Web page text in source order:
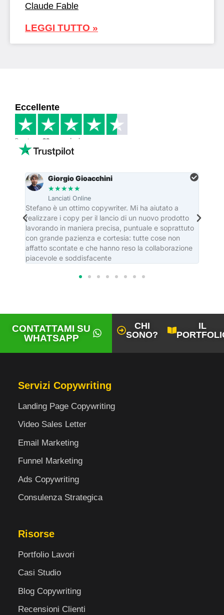
Claude Fable
LEGGI TUTTO »
Eccellente
Basato su 33 recensioni
Giorgio Gioacchini
★★★★★
Lanciati Online
Stefano è un ottimo copywriter. Mi ha aiutato a
realizzare i copy per il lancio di un nuovo prodotto
lavorando in maniera precisa, puntuale e soprattuto
con grande pazienza e cortesia: tutte cose non
affatto scontate e che hanno reso la collaborazione
piacevole e soddisfacente
CONTATTAMI SU
WHATSAPP
CHI
SONO?
IL
Servizi Copywriting
Landing Page Copywriting
Video Sales Letter
Email Marketing
Funnel Marketing
Ads Copywriting
Consulenza Strategica
Risorse
Portfolio Lavori
Casi Studio
Blog Copywriting
Recensioni Clienti